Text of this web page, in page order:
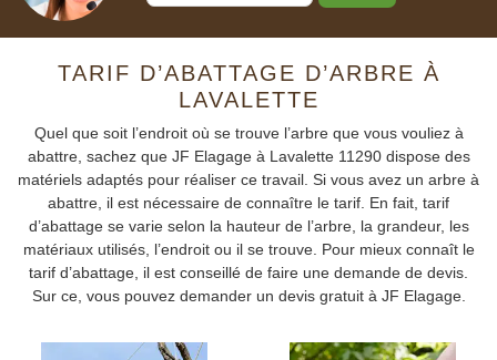
TARIF D’ABATTAGE D’ARBRE À
LAVALETTE
Quel que soit l’endroit où se trouve l’arbre que vous vouliez à
abattre, sachez que JF Elagage à Lavalette 11290 dispose des
matériels adaptés pour réaliser ce travail. Si vous avez un arbre à
abattre, il est nécessaire de connaître le tarif. En fait, tarif
d’abattage se varie selon la hauteur de l’arbre, la grandeur, les
matériaux utilisés, l’endroit ou il se trouve. Pour mieux connaît le
tarif d’abattage, il est conseillé de faire une demande de devis.
Sur ce, vous pouvez demander un devis gratuit à JF Elagage.